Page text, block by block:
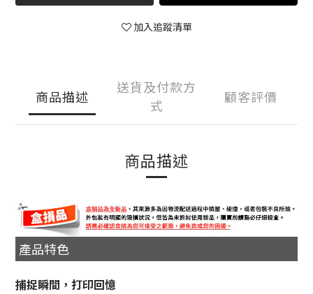
加入追蹤清單
商品描述
送貨及付款方
式
顧客評價
商品描述
產品特色
捕捉瞬間，打印回憶